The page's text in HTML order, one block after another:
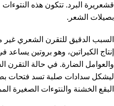
قشعريرة البرد. تتكون هذه
بصيلات الشعر.
السبب الدقيق للتقرن الشعري غير
إنتاج الكيراتين، وهو بروتين
والعوامل الضارة. في حالة التقرن
ليشكل سدادات صلبة تسد فتحات
البقع الخشنة والنتوءات الصغيرة